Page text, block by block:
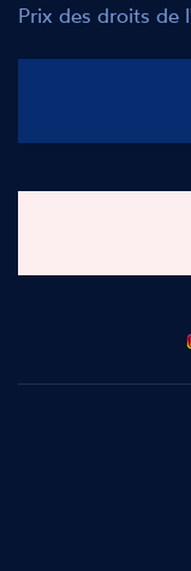
Prix des droits de